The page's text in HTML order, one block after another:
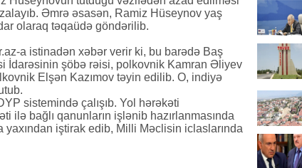
Əmrə əsasən, Ramiz Hüseynov yaş
olaraq təqaüdə göndərilib.
a istinadən xəbər verir ki, bu barədə Baş
İdarəsinin şöbə rəisi, polkovnik Kamran Əliyev
Elşən Kazımov təyin edilib. O, indiyə
sistemində çalışıb. Yol hərəkəti
bağlı qanunların işlənib hazırlanmasında
iştirak edib, Milli Məclisin iclaslarında